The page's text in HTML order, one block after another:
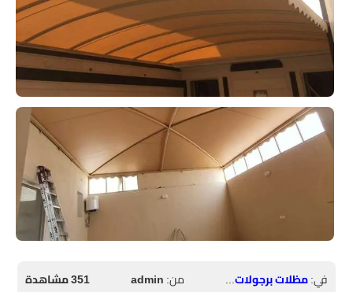
في:مظلات برجولات حدائق من:admin 351 مشاهدة